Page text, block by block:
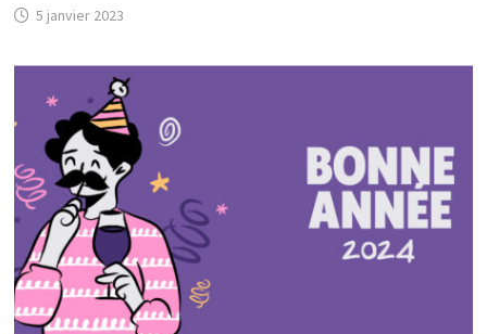
5 janvier 2023